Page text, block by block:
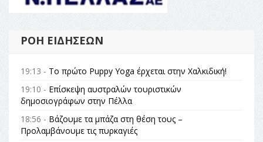
ΡΟΉ ΕΙΔΉΣΕΩΝ
19:13 - Το πρώτο Puppy Yoga έρχεται στην Χαλκιδική!
19:10 - Επίσκεψη αυστραλών τουριστικών
δημοσιογράφων στην Πέλλα
18:56 - Βάζουμε τα μπάζα στη θέση τους –
Προλαμβάνουμε τις πυρκαγιές